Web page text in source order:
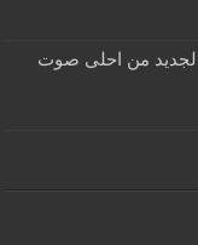
من احلى صوت